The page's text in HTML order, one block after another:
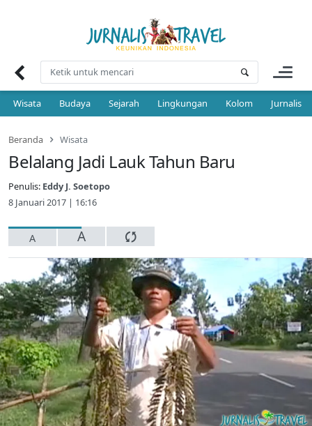
Wisata Budaya Sejarah Lingkungan Kolom Jurnalis
Beranda Wisata
Belalang Jadi Lauk Tahun Baru
Penulis: Eddy J. Soetopo
8 Januari 2017 | 16:16
A A